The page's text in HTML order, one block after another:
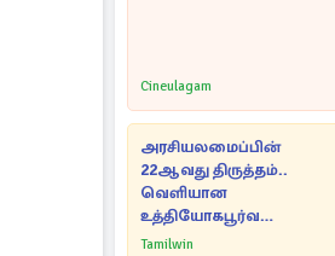
Cineulagam
அரசியலமைப்பின்
22ஆவது திருத்தம்..
வெளியான
உத்தியோகபூர்வ
அறிவிப்பு!
Tamilwin